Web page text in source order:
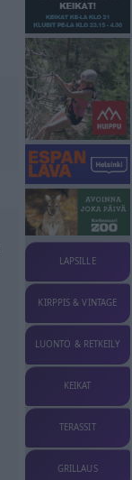
LAPSILLE
KIRPPIS & VINTAGE
LUONTO & RETKEILY
KEIKAT
TERASSIT
GRILLAUS